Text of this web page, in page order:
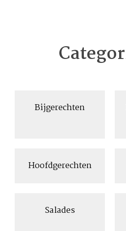
Bijgerechten
Hoofdgerechten
Salades